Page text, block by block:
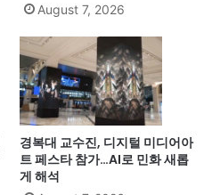
August 7, 2026
경복대 교수진, 디지털 미디어아
트 페스타 참가…AI로 민화 새롭
게 해석